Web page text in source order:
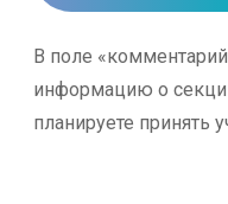
В поле
информацию о
планируете принять